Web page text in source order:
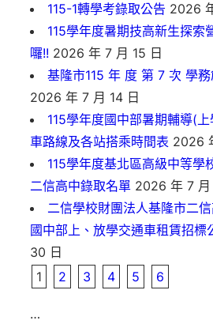
115-1轉學考錄取公告 2026
115學年度暑期技高新生探索
囉!! 2026 年 7 月 15 日
基隆市115 年 度 第 7 次 學
2026 年 7 月 14 日
115學年度國中部暑期輔導(
車路線及各站搭乘時間表 2026
115學年度基北區高級中等學
二信高中錄取名單 2026 年 7 月
二信學校財團法人基隆市二
國中部上、放學交通車租賃招標
30 日
1
2 3 4 5 6
…